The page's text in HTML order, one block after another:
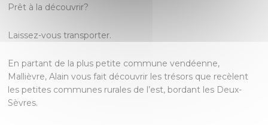
Prêt à la découvrir?
Laissez-vous transporter.
En partant de la plus petite commune vendéenne,
Mallièvre, Alain vous fait découvrir les trésors que recèlent
les petites communes rurales de l’est, bordant les Deux-
Sèvres.